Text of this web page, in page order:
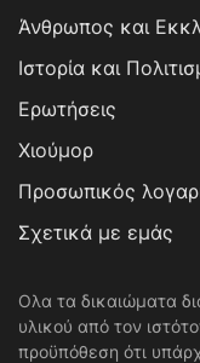
Άνθρωπος και
Ιστορία και
Ερωτήσεις
Χιούμορ
Προσωπικός
Σχετικά με εμάς
Ολα τα δικαιώματα
υλικού από τον
προϋπόθεση ότι